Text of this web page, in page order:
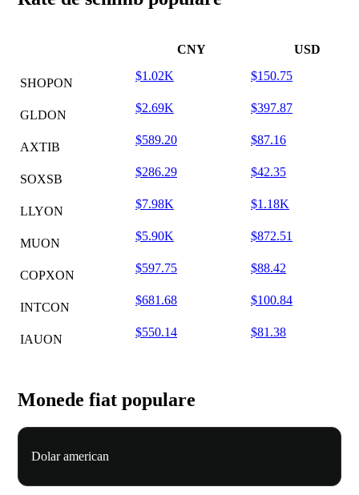
CNY USD
SHOPON
$1.02K $150.75
GLDON
$2.69K $397.87
AXTIB
$589.20 $87.16
SOXSB
$286.29 $42.35
LLYON
$7.98K $1.18K
MUON
$5.90K $872.51
COPXON
$597.75 $88.42
INTCON
$681.68 $100.84
IAUON
$550.14 $81.38
Monede fiat populare
Dolar american